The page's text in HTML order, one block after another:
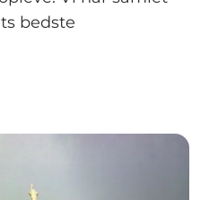
bedste